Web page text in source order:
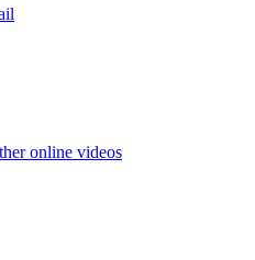
online videos